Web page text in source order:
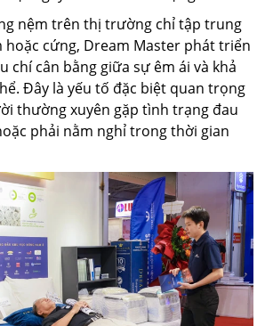
nệm trên thị trường chỉ tập trung
hoặc cứng, Dream Master phát triển
chí cân bằng giữa sự êm ái và khả
Đây là yếu tố đặc biệt quan trọng
thường xuyên gặp tình trạng đau
phải nằm nghỉ trong thời gian